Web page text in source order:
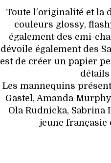
Toute l'originalité et la
couleurs glossy,
également des emi-
dévoile également des
est de créer un papier
Les mannequins
Gastel, Amanda
Ola Rudnicka, Sabrina
jeune françasie